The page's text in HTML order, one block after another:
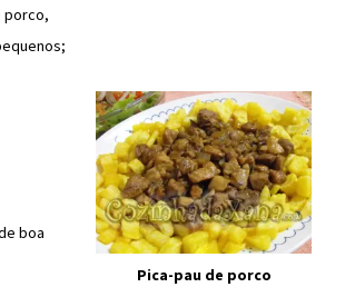
porco,
boa
Pica-pau de porco